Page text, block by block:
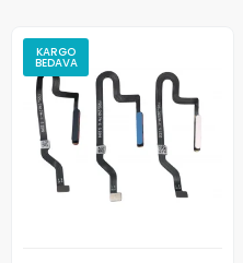
KARGO
BEDAVA